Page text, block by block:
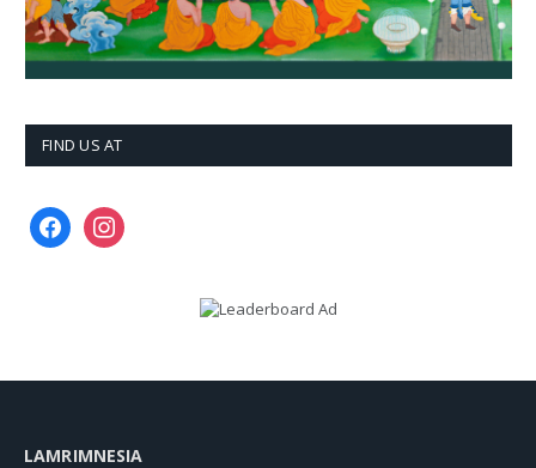
FIND US AT
facebookinstagram
LAMRIMNESIA